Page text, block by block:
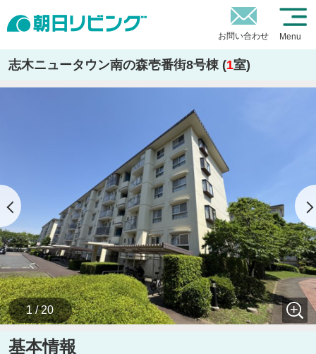
お問い合わせ Menu
志木ニュータウン南の森壱番街8号棟 (1室)
1 / 20
基本情報